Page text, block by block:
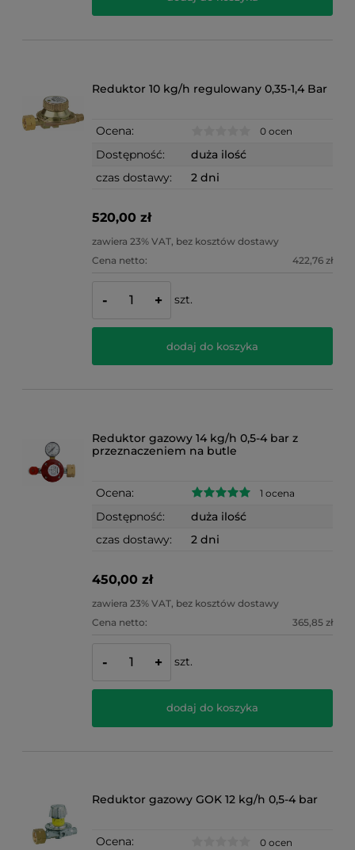
Reduktor 10 kg/h regulowany 0,35-1,4 Bar
Ocena: 0 ocen
Dostępność:
duża ilość
czas dostawy:
2 dni
520,00 zł
zawiera 23% VAT, bez kosztów dostawy
Cena netto:
422,76 zł
- + szt.
dodaj do koszyka
Reduktor gazowy 14 kg/h 0,5-4 bar z
przeznaczeniem na butle
Ocena: 1 ocena
Dostępność:
duża ilość
czas dostawy:
2 dni
450,00 zł
zawiera 23% VAT, bez kosztów dostawy
Cena netto:
365,85 zł
- + szt.
dodaj do koszyka
Reduktor gazowy GOK 12 kg/h 0,5-4 bar
Ocena: 0 ocen